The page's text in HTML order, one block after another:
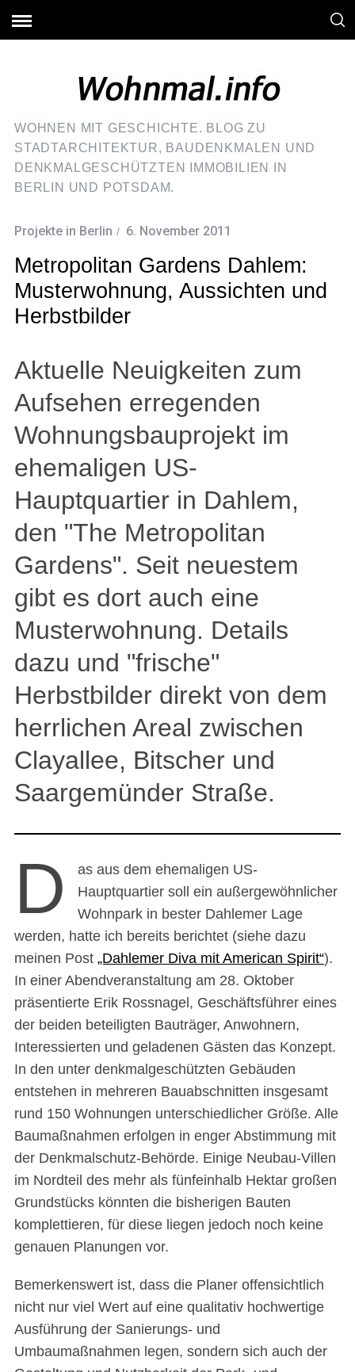
WOHNEN MIT GESCHICHTE. BLOG ZU
STADTARCHITEKTUR, BAUDENKMALEN UND
DENKMALGESCHÜTZTEN IMMOBILIEN IN
BERLIN UND POTSDAM.
Projekte in Berlin 6. November 2011
Metropolitan Gardens Dahlem:
Musterwohnung, Aussichten und
Herbstbilder
Aktuelle Neuigkeiten zum
Aufsehen erregenden
Wohnungsbauprojekt im
ehemaligen US-
Hauptquartier in Dahlem,
den "The Metropolitan
Gardens". Seit neuestem
gibt es dort auch eine
Musterwohnung. Details
dazu und "frische"
Herbstbilder direkt von dem
herrlichen Areal zwischen
Clayallee, Bitscher und
Saargemünder Straße.
D
as aus dem ehemaligen US-
Hauptquartier soll ein außergewöhnlicher
Wohnpark in bester Dahlemer Lage
werden, hatte ich bereits berichtet (siehe dazu
meinen Post „Dahlemer Diva mit American Spirit“).
In einer Abendveranstaltung am 28. Oktober
präsentierte Erik Rossnagel, Geschäftsführer eines
der beiden beteiligten Bauträger, Anwohnern,
Interessierten und geladenen Gästen das Konzept.
In den unter denkmalgeschützten Gebäuden
entstehen in mehreren Bauabschnitten insgesamt
rund 150 Wohnungen unterschiedlicher Größe. Alle
Baumaßnahmen erfolgen in enger Abstimmung mit
der Denkmalschutz-Behörde. Einige Neubau-Villen
im Nordteil des mehr als fünfeinhalb Hektar großen
Grundstücks könnten die bisherigen Bauten
komplettieren, für diese liegen jedoch noch keine
genauen Planungen vor.
Bemerkenswert ist, dass die Planer offensichtlich
nicht nur viel Wert auf eine qualitativ hochwertige
Ausführung der Sanierungs- und
Umbaumaßnahmen legen, sondern sich auch der